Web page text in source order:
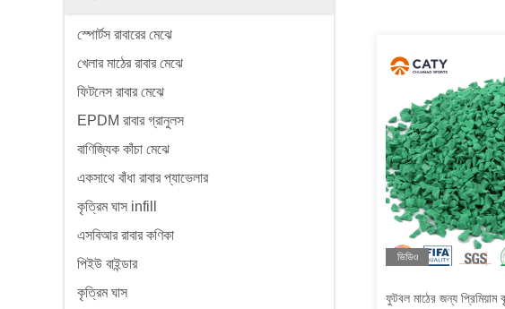
স্পোর্টস রাবারের মেঝে
খেলার মাঠের রাবার মেঝে
ফিটনেস রাবার মেঝে
EPDM রাবার গ্রানুলস
বাণিজ্যিক কাঁচা মেঝে
একসাথে বাঁধা রাবার প্যাভেলার
কৃত্রিম ঘাস infill
এসবিআর রাবার কণিকা
পিইউ বাইন্ডার
কৃত্রিম ঘাস
ভিডিও
ফুটবল মাঠের জন্য প্রিমিয়াম